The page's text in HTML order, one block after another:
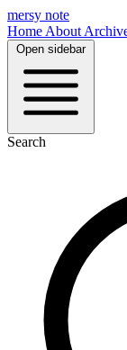
mersy note
Home About
Open sidebar
Search